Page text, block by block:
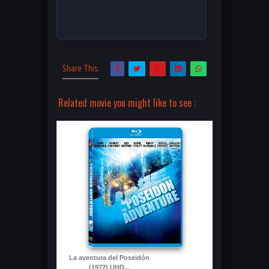
Share This:
Related movie you might like to see :
La aventura del Poseidón
(1972) UHD...